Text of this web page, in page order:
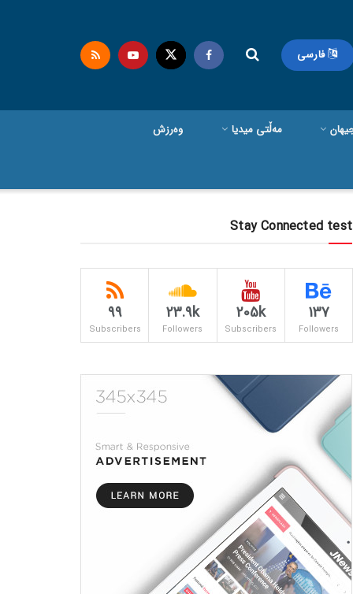
فارسی
مەڵتی میدیا وەرزش
Stay Connected test
137
Followers
205k
Subscribers
23.9k
Followers
99
Subscribers